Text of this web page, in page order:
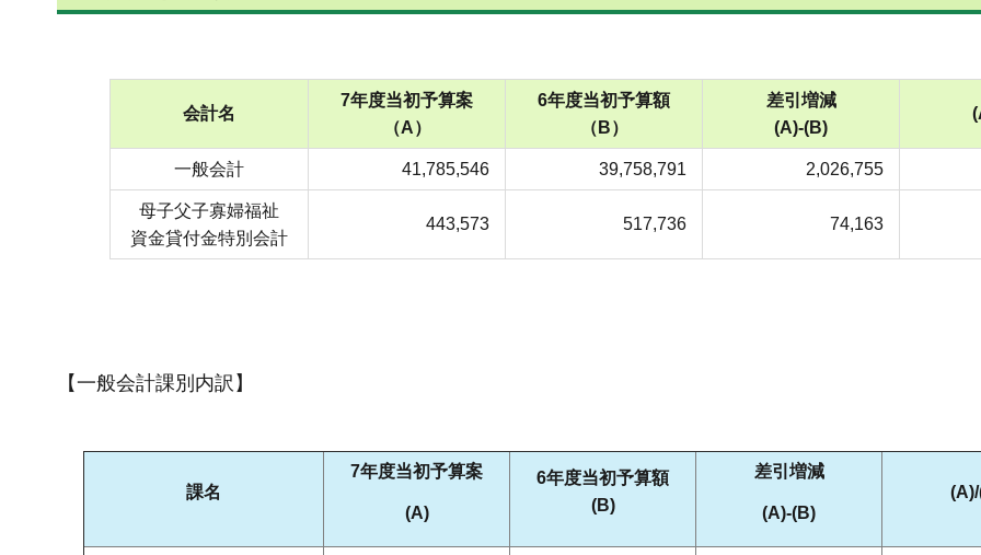
会計名
7年度当初予算案
（A）
6年度当初予算額
（B）
差引増減
(A)-(B)
一般会計 41,785,546 39,758,791 2,026,755
母子父子寡婦福祉
資金貸付金特別会計
443,573 517,736 74,163
【一般会計課別内訳】
課名
7年度当初予算案
(A)
6年度当初予算額
(B)
差引増減
(A)-(B)